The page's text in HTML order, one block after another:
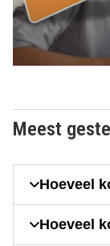
Meest
Hoeveel
Hoeveel